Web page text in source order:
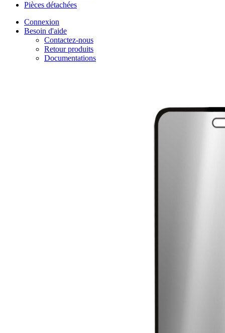
Pièces détachées
Connexion
Besoin d'aide
Contactez-nous
Retour produits
Documentations